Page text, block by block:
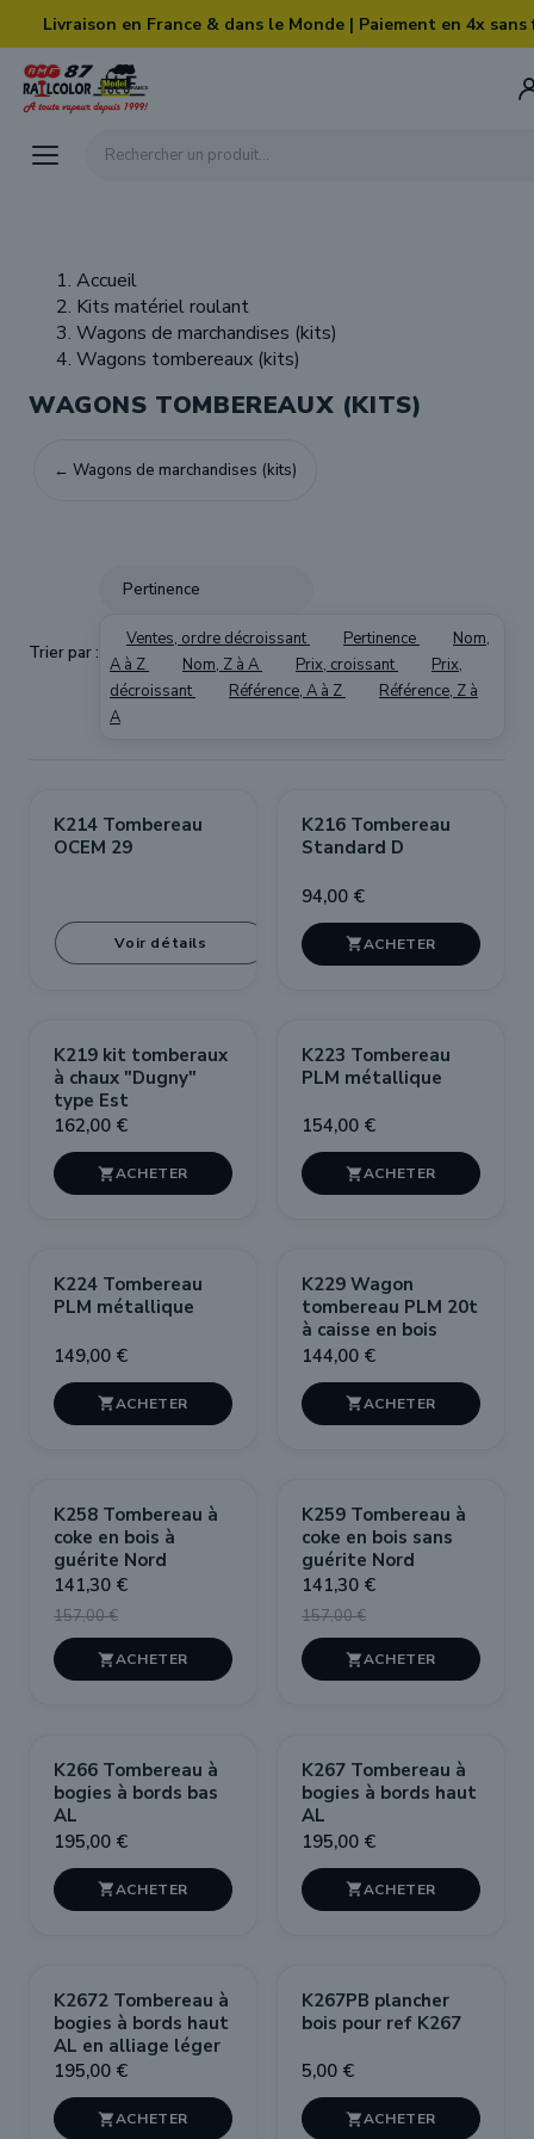
Skip to main content
Livraison en France & dans le Monde | Paiement en 4x sans
Rechercher un produit...
Accueil
Kits matériel roulant
Wagons de marchandises (kits)
Wagons tombereaux (kits)
WAGONS TOMBEREAUX (KITS)
← Wagons de marchandises (kits)
Trier par :
Pertinence
Ventes, ordre décroissant Pertinence
Nom,
A à Z
Nom, Z à A Prix, croissant
Prix,
décroissant
Référence, A à Z
Référence, Z à
A
K214 Tombereau
OCEM 29
Voir détails
K216 Tombereau
Standard D
94,00 €

K219 kit tomberaux
à chaux "Dugny"
type Est
162,00 €

K223 Tombereau
PLM métallique
154,00 €

K224 Tombereau
PLM métallique
149,00 €

K229 Wagon
tombereau PLM 20t
à caisse en bois
144,00 €

PROMO !
-10%
K258 Tombereau à
coke en bois à
guérite Nord
141,30 €
157,00 €

PROMO !
-10%
K259 Tombereau à
coke en bois sans
guérite Nord
141,30 €
157,00 €

K266 Tombereau à
bogies à bords bas
AL
195,00 €

K267 Tombereau à
bogies à bords haut
AL
195,00 €

K2672 Tombereau à
bogies à bords haut
AL en alliage léger
195,00 €

K267PB plancher
bois pour ref K267
5,00 €
